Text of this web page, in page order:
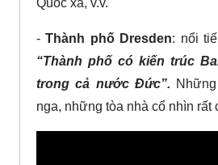
Quốc xã, v.v.
-Thành phố Dresden: nổi
“Thành phố có kiến trúc
trong cả nước Đức”.
nga, những tòa nhà cổ nhìn rất